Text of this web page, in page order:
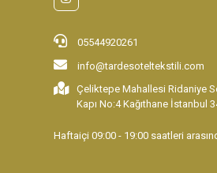
05544920261
info@tardesoteltekstili.com
Çeliktepe Mahallesi Ridaniye
Kapı No:4 Kağıthane İstanbul
Haftaiçi 09:00 - 19:00 saatleri